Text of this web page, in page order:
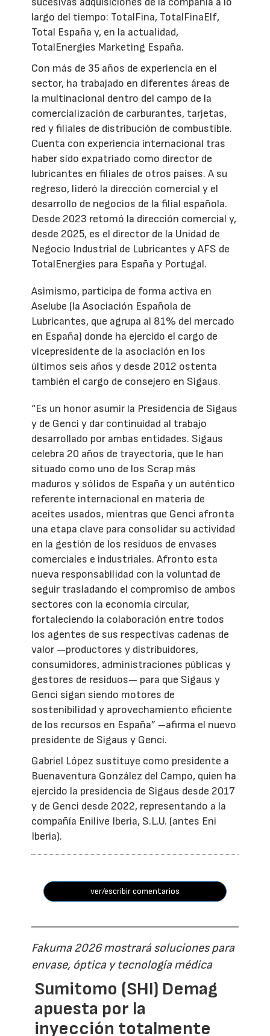
largo del tiempo: TotalFina, TotalFinaElf,
Total España y, en la actualidad,
TotalEnergies Marketing España.
Con más de 35 años de experiencia en el
sector, ha trabajado en diferentes áreas de
la multinacional dentro del campo de la
comercialización de carburantes, tarjetas,
red y filiales de distribución de combustible.
Cuenta con experiencia internacional tras
haber sido expatriado como director de
lubricantes en filiales de otros países. A su
regreso, lideró la dirección comercial y el
desarrollo de negocios de la filial española.
Desde 2023 retomó la dirección comercial y,
desde 2025, es el director de la Unidad de
Negocio Industrial de Lubricantes y AFS de
TotalEnergies para España y Portugal.
Asimismo, participa de forma activa en
Aselube (la Asociación Española de
Lubricantes, que agrupa al 81% del mercado
en España) donde ha ejercido el cargo de
vicepresidente de la asociación en los
últimos seis años y desde 2012 ostenta
también el cargo de consejero en Sigaus.
“Es un honor asumir la Presidencia de Sigaus
y de Genci y dar continuidad al trabajo
desarrollado por ambas entidades. Sigaus
celebra 20 años de trayectoria, que le han
situado como uno de los Scrap más
maduros y sólidos de España y un auténtico
referente internacional en materia de
aceites usados, mientras que Genci afronta
una etapa clave para consolidar su actividad
en la gestión de los residuos de envases
comerciales e industriales. Afronto esta
nueva responsabilidad con la voluntad de
seguir trasladando el compromiso de ambos
sectores con la economía circular,
fortaleciendo la colaboración entre todos
los agentes de sus respectivas cadenas de
valor —productores y distribuidores,
consumidores, administraciones públicas y
gestores de residuos— para que Sigaus y
Genci sigan siendo motores de
sostenibilidad y aprovechamiento eficiente
de los recursos en España” –afirma el nuevo
presidente de Sigaus y Genci.
Gabriel López sustituye como presidente a
Buenaventura González del Campo, quien ha
ejercido la presidencia de Sigaus desde 2017
y de Genci desde 2022, representando a la
compañía Enilive Iberia, S.L.U. (antes Eni
Iberia).
ver/escribir comentarios
Fakuma 2026 mostrará soluciones para
envase, óptica y tecnología médica
Sumitomo (SHI) Demag
apuesta por la
inyección totalmente